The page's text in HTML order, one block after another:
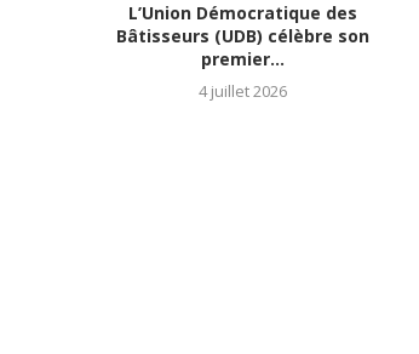
L’Union Démocratique des
Bâtisseurs (UDB) célèbre son
premier...
4 juillet 2026